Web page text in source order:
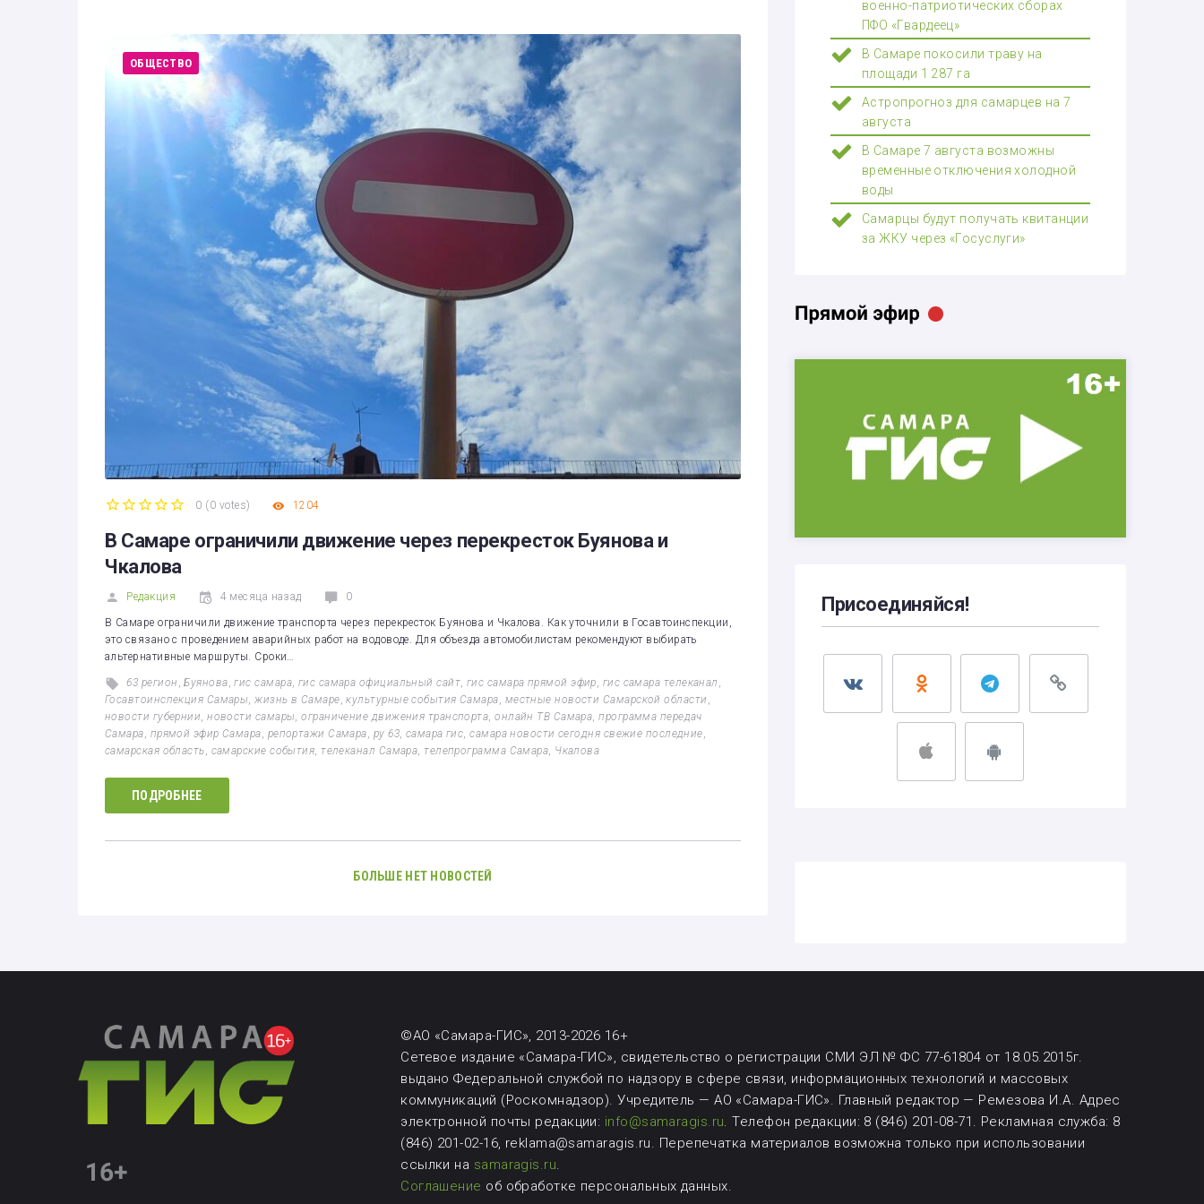
Технологии
ОБЩЕСТВО
0 ( 0 votes) 1204
В Самаре ограничили движение через перекресток Буянова и
Чкалова
Редакция 4 месяца назад 0
В Самаре ограничили движение транспорта через перекресток Буянова и Чкалова. Как уточнили в Госавтоинспекции,
это связано с проведением аварийных работ на водоводе. Для объезда автомобилистам рекомендуют выбирать
альтернативные маршруты. Сроки…
63 регион ,Буянова,гис самара, гис самара официальный сайт, гис самара прямой эфир, гис самара телеканал ,
Госавтоинспекция Самары,жизнь в Самаре,культурные события Самара, местные новости Самарской области ,
новости губернии,новости самары,ограничение движения транспорта,онлайн ТВ Самара,программа передач
Самара, прямой эфир Самара, репортажи Самара, ру 63, самара гис,самара новости сегодня свежие последние,
самарская область, самарские события,телеканал Самара,телепрограмма Самара, Чкалова
ПОДРОБНЕЕ
БОЛЬШЕ НЕТ НОВОСТЕЙ
военно-патриотических сборах
ПФО «Гвардеец»
В Самаре покосили траву на
площади 1 287 га
Астропрогноз для самарцев на 7
августа
В Самаре 7 августа возможны
временные отключения холодной
воды
Самарцы будут получать квитанции
за ЖКУ через «Госуслуги»
Присоединяйся!
©АО «Самара-ГИС», 2013-2026 16+
Сетевое издание «Самара-ГИС», свидетельство о регистрации СМИ ЭЛ № ФС 77-61804 от 18.05.2015г.
выдано Федеральной службой по надзору в сфере связи, информационных технологий и массовых
коммуникаций (Роскомнадзор). Учредитель — АО «Самара-ГИС». Главный редактор — Ремезова И.А. Адрес
электронной почты редакции: info@samaragis.ru.Телефон редакции: 8 (846) 201-08-71. Рекламная служба: 8
(846) 201-02-16, reklama@samaragis.ru. Перепечатка материалов возможнатолько при использовании
ссылки на samaragis.ru.
Соглашение об обработке персональных данных.